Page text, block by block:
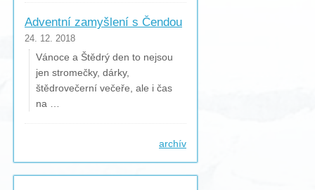
Adventní zamyšlení s Čendou
24. 12. 2018
Vánoce a Štědrý den to nejsou
jen stromečky, dárky,
štědrovečerní večeře, ale i čas
na …
archív